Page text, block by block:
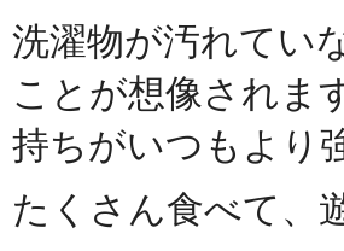
洗濯物が汚れてい
ことが想像されま
持ちがいつもより
たくさん食べて、